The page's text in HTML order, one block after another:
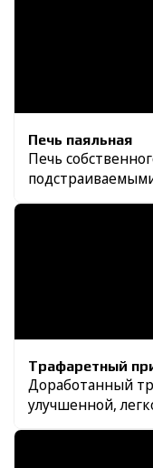
Печь паяльная
Печь
Трафаретный
Доработанный
улучшенной,